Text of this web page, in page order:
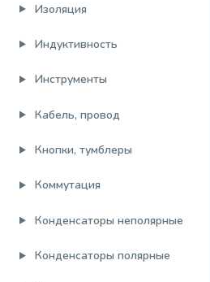
Изоляция
Индуктивность
Инструменты
Кабель, провод
Кнопки, тумблеры
Коммутация
Конденсаторы неполярные
Конденсаторы полярные